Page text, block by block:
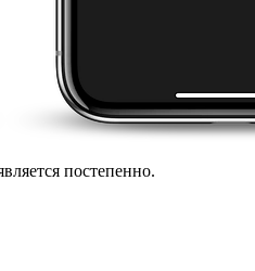
постепенно.